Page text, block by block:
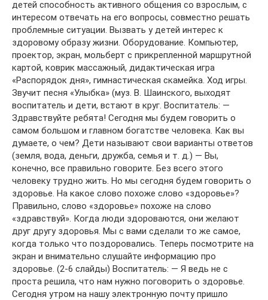
детей способность активного общения со взрослым, с
интересом отвечать на его вопросы, совместно решать
проблемные ситуации. Вызвать у детей интерес к
здоровому образу жизни. Оборудование. Компьютер,
проектор, экран, мольберт с прикрепленной маршрутной
картой, коврик массажный, дидактическая игра
«Распорядок дня», гимнастическая скамейка. Ход игры.
Звучит песня «Улыбка» (муз. В. Шаинского, выходят
воспитатель и дети, встают в круг. Воспитатель: —
Здравствуйте ребята! Сегодня мы будем говорить о
самом большом и главном богатстве человека. Как вы
думаете, о чем? Дети называют свои варианты ответов
(земля, вода, деньги, дружба, семья и т. д.) — Вы,
конечно, все правильно говорите. Без всего этого
человеку трудно жить. Но мы сегодня будем говорить о
здоровье. На какое слово похоже слово «здоровье»?
Правильно, слово «здоровье» похоже на слово
«здравствуй». Когда люди здороваются, они желают
друг другу здоровья. Мы с вами сделали то же самое,
когда только что поздоровались. Теперь посмотрите на
экран и внимательно слушайте информацию про
здоровье. (2-6 слайды) Воспитатель: — Я ведь не с
проста решила, что нам нужно поговорить о здоровье.
Сегодня утром на нашу электронную почту пришло